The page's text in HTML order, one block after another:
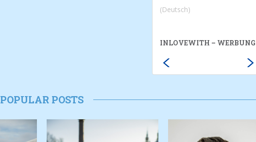
(Deutsch)
INLOVEWITH – WERBUNG
POPULAR POSTS